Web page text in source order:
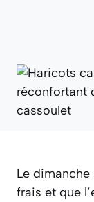
Le
frais et que